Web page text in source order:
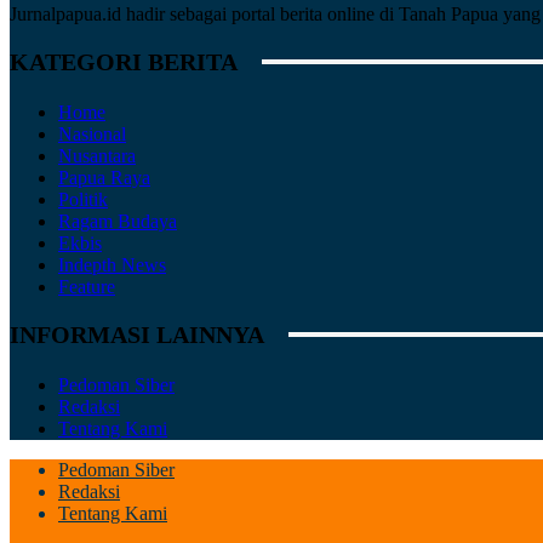
Jurnalpapua.id hadir sebagai portal berita online di Tanah Papua
KATEGORI BERITA
Home
Nasional
Nusantara
Papua Raya
Politik
Ragam Budaya
Ekbis
Indepth News
Feature
INFORMASI LAINNYA
Pedoman Siber
Redaksi
Tentang Kami
Pedoman Siber
Redaksi
Tentang Kami